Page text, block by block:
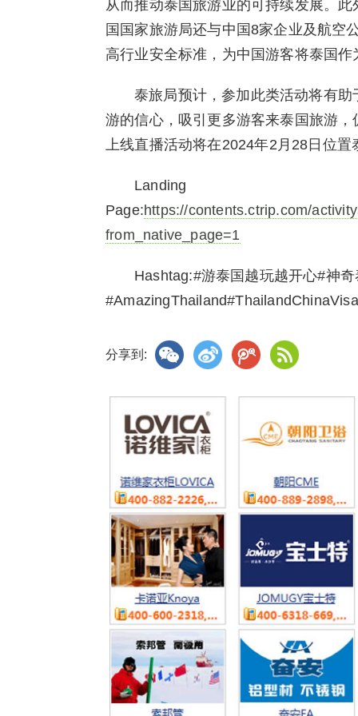
从而推动泰国旅游业的可持续发展。
国国家旅游局还与中国8家企业及航空
高行业安全标准，为中国游客将泰国
泰旅局预计，参加此类活动将有
游的信心，吸引更多游客来泰国旅游
上线直播活动将在2024年2月28日位置
Landing
Page:https://contents.ctrip.com/
from_native_page=1
Hashtag:#游泰国越玩越开心#神奇
分享到: